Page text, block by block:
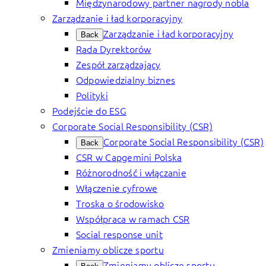
Zarządzanie i ład korporacyjny
Back Zarządzanie i ład korporacyjny
Rada Dyrektorów
Zespół zarządzający
Odpowiedzialny biznes
Polityki
Podejście do ESG
Corporate Social Responsibility (CSR)
Back Corporate Social Responsibility (CSR)
CSR w Capgemini Polska
Różnorodność i włączanie
Włączenie cyfrowe
Troska o środowisko
Współpraca w ramach CSR
Social response unit
Zmieniamy oblicze sportu